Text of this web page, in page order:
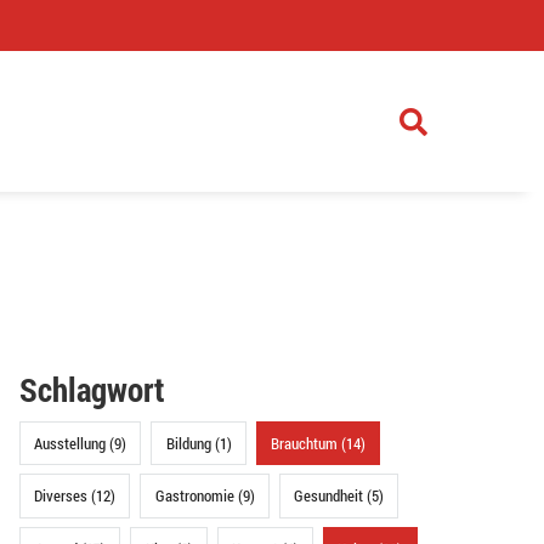
Schlagwort
Ausstellung (9) Bildung (1) Brauchtum (14)
Diverses (12) Gastronomie (9) Gesundheit (5)